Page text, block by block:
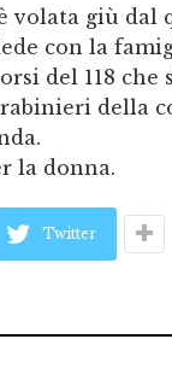
volata giù dal
con la
del 118 che
della
la donna.
Twitter